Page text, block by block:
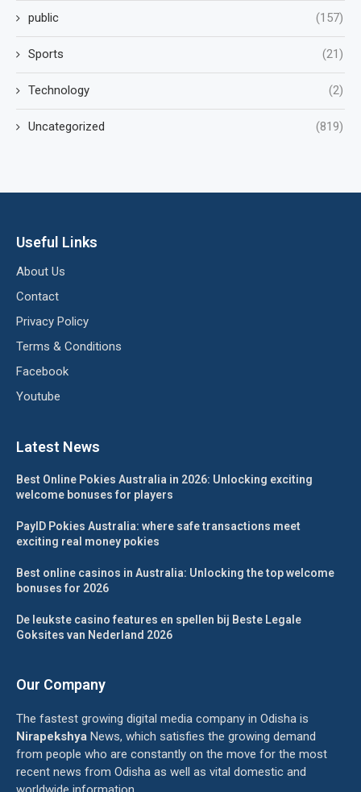
public (157)
Sports (21)
Technology (2)
Uncategorized (819)
Useful Links
About Us
Contact
Privacy Policy
Terms & Conditions
Facebook
Youtube
Latest News
Best Online Pokies Australia in 2026: Unlocking exciting
welcome bonuses for players
PayID Pokies Australia: where safe transactions meet
exciting real money pokies
Best online casinos in Australia: Unlocking the top welcome
bonuses for 2026
De leukste casino features en spellen bij Beste Legale
Goksites van Nederland 2026
Our Company
The fastest growing digital media company in Odisha is
Nirapekshya News, which satisfies the growing demand
from people who are constantly on the move for the most
recent news from Odisha as well as vital domestic and